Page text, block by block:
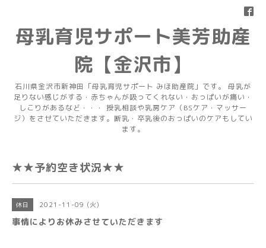
母乳育児サポート美芳助産
院【金沢市】
石川県金沢市新神田「母乳育児サポート みほ助産院」です。 母乳が
足りない感じがする・赤ちゃんが吸ってくれない・おっぱいが痛い・
しこりがあるなど・・・ 授乳相談や乳房ケア（BSケア・マッサー
ジ）をさせていただきます。断乳・卒乳後のおっぱいのケアもしてい
ます。
★★予約空き状況★★
休日 2021-11-09 (火)
事情によりお休みさせていただきます